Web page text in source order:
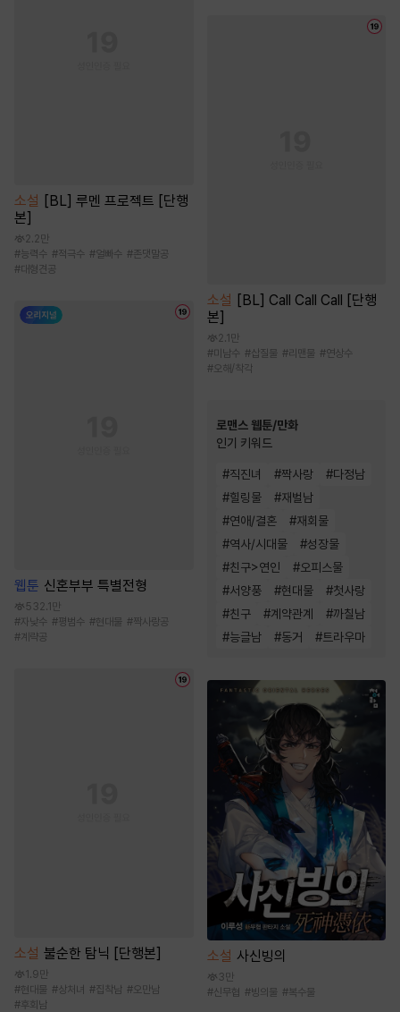
소설
[BL] 루멘 프로젝트 [단행
본]
2.2만
#능력수 #적극수 #얼빠수 #존댓말공
#대형견공
웹툰 신혼부부 특별전형
532.1만
#자낮수 #평범수 #현대물 #짝사랑공
# 계략공
소설 불순한 탐닉 [단행본]
1.9만
#현대물 #상처녀 #집착남 #오만남
#후회남
소설
[BL] Call Call Call [단행
본]
2.1만
#미남수 #삽질물 #리맨물 #연상수
#오해/착각
로맨스 웹툰/만화
인기 키워드
#직진녀 #짝사랑 #다정남
#힐링물 #재벌남
#연애/결혼 #재회물
#역사/시대물 #성장물
#친구>연인 #오피스물
#서양풍 #현대물 #첫사랑
#친구 #계약관계 #까칠남
#능글남 #동거 #트라우마
소설 사신빙의
3만
#신무협 #빙의물 #복수물